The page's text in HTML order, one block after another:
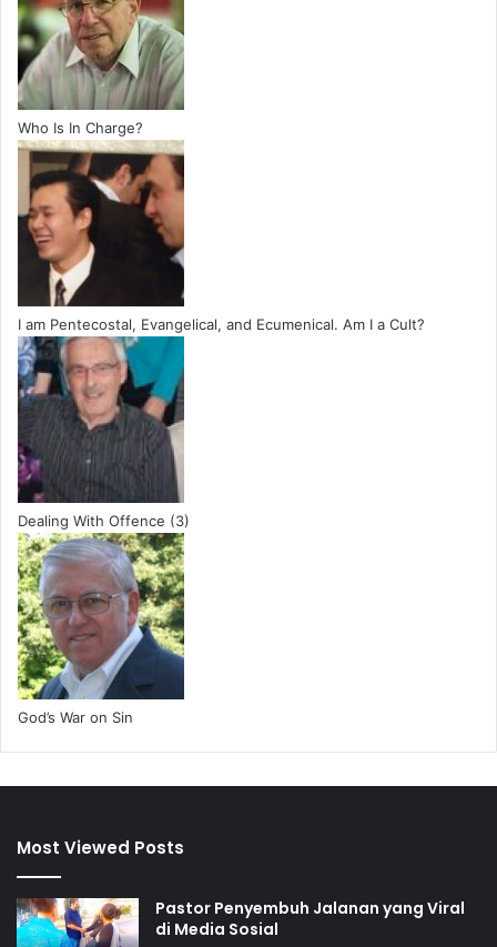
Who Is In Charge?
I am Pentecostal, Evangelical, and Ecumenical. Am I a Cult?
Dealing With Offence (3)
God’s War on Sin
Most Viewed Posts
Pastor Penyembuh Jalanan yang Viral
di Media Sosial